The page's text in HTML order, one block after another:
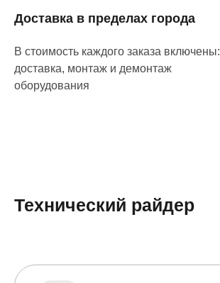
Доставка в пределах города
В стоимость каждого заказа включены:
доставка, монтаж и демонтаж
оборудования
Технический райдер